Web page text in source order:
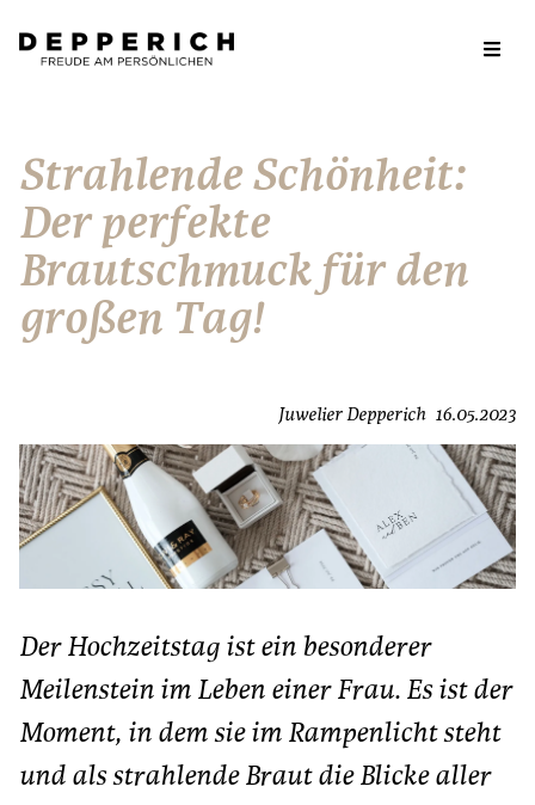
Strahlende Schönheit:
Der perfekte
Brautschmuck für den
großen Tag!
Juwelier Depperich 16.05.2023
Der Hochzeitstag ist ein besonderer
Meilenstein im Leben einer Frau. Es ist der
Moment, in dem sie im Rampenlicht steht
und als strahlende Braut die Blicke aller